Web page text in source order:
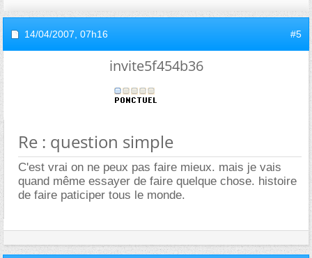
14/04/2007, 07h16 #5
invite5f454b36
Re : question simple
C'est vrai on ne peux pas faire mieux. mais je vais
quand même essayer de faire quelque chose. histoire
de faire paticiper tous le monde.